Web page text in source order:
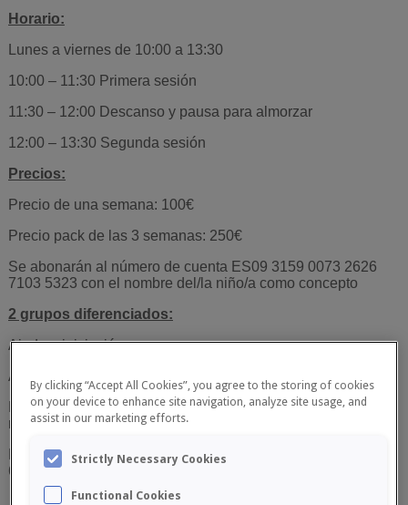
Horario:
Lunes a viernes de 10:00 a 13:30
10:00 – 11:30 Primera sesión
11:30 – 12:00 Descanso y pausa para almorzar
12:00 – 13:30 Segunda sesión
Precios:
Precio de una semana: 100€
Precio pack de las 3 semanas: 250€
Se abonarán al número de cuenta ES09 3159 0073 2626
7103 5323 con el nombre del/la niño/a como concepto
2 grupos diferenciados:
Ajedrez iniciación
Ajedrez intermedio/avanzado
La organización se reserva la opción de cancelar el curso si
no se llegase al número mínimo establecido por grupo
Más información encamonteolivete@gmail.com
603049924
By clicking “Accept All Cookies”, you agree to the storing of cookies
on your device to enhance site navigation, analyze site usage, and
assist in our marketing efforts.
Strictly Necessary Cookies
Functional Cookies